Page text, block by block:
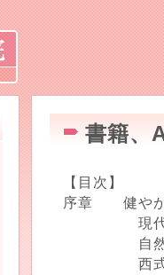
書籍、
【目次】
序章 健やか
現代人の
自然治癒
西式健